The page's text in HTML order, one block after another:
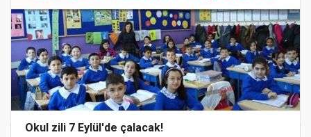
Okul zili 7 Eylül'de çalacak!